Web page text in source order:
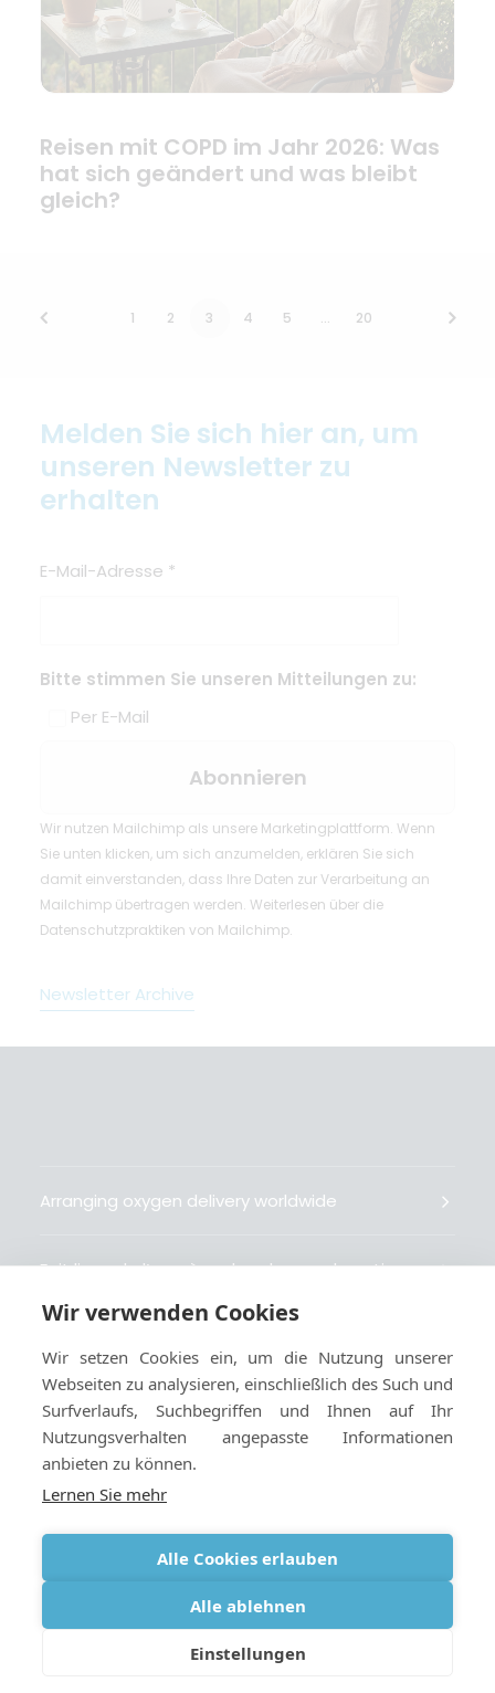
Reisen mit COPD im Jahr 2026: Was
hat sich geändert und was bleibt
gleich?
1 2 3 4 5 … 20
Melden Sie sich hier an, um
unseren Newsletter zu
erhalten
E-Mail-Adresse *
Bitte stimmen Sie unseren Mitteilungen zu:
Per E-Mail
Wir nutzen Mailchimp als unsere Marketingplattform. Wenn
Sie unten klicken, um sich anzumelden, erklären Sie sich
damit einverstanden, dass Ihre Daten zur Verarbeitung an
Mailchimp übertragen werden. Weiterlesen über die
Datenschutzpraktiken von Mailchimp.
Newsletter Archive
Arranging oxygen delivery worldwide
Fait livrer de l’oxygène dans le monde entier
Gestiona la entrega de oxígeno medicinal en el
mundo
Geschäftsbedingungen|Cookies und
datenschutzbestimmungen
© 2026 Oxygen Worldwide. All rights reserved
Wir verwenden Cookies
Wir setzen Cookies ein, um die Nutzung unserer
Webseiten zu analysieren, einschließlich des Such und
Surfverlaufs, Suchbegriffen und Ihnen auf Ihr
Nutzungsverhalten angepasste Informationen
anbieten zu können.
Lernen Sie mehr
Alle Cookies erlauben
Alle ablehnen
Einstellungen